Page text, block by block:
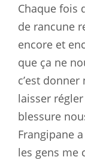
Chaque fois
de rancune
encore et
que ça ne
c’est
laisser
blessure
Frangipane
les gens me